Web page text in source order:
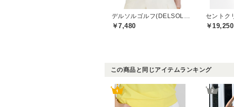
￥7,480 ￥19,250
この商品と同じアイテムランキング